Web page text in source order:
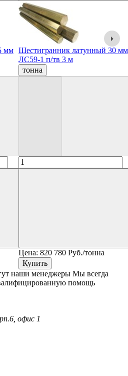
мм Шестигранник латунный 30 мм
ЛС59-1 п/тв 3 м
тонна
Цена: 820 780 Руб./тонна
Купить
наши менеджеры Мы всегда
помощь
офис 1